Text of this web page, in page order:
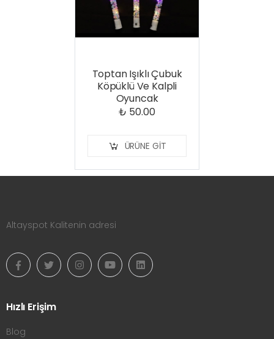
Toptan Işıklı Çubuk
Köpüklü Ve Kalpli
Oyuncak
₺ 50.00
ÜRÜNE GIT
Altayspot Kalitenin adresi
Hızlı Erişim
Blog